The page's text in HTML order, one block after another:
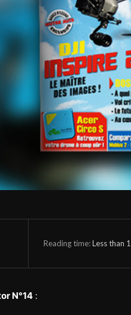
Reading time:Less than 1
N°14 :